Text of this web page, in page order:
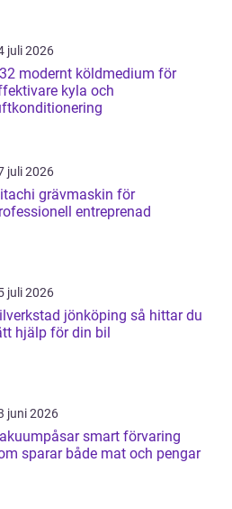
juli 2026
för
kyla och
juli 2026
grävmaskin för
entreprenad
juli 2026
jönköping så hittar du
hjälp för din bil
juni 2026
smart förvaring
sparar både mat och pengar